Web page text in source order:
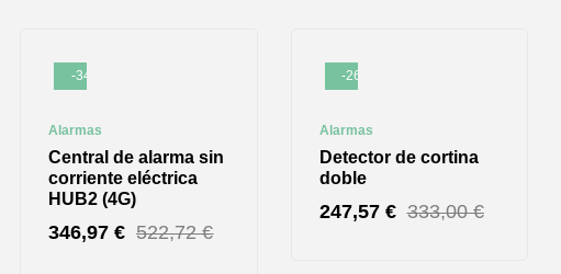
-34%
Alarmas
Central de alarma sin
corriente eléctrica
HUB2 (4G)
522,72€
346,97€
-26%
Alarmas
Detector de cortina
doble
333,00€
247,57 €